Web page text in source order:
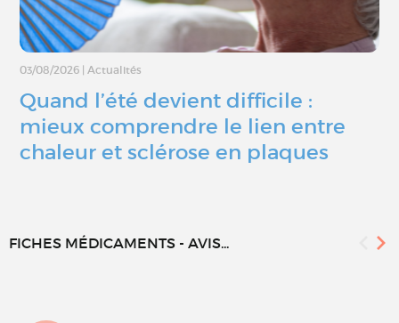
03/08/2026 | Actualités
Quand l’été devient difficile :
mieux comprendre le lien entre
chaleur et sclérose en plaques
FICHES MÉDICAMENTS - AVIS...